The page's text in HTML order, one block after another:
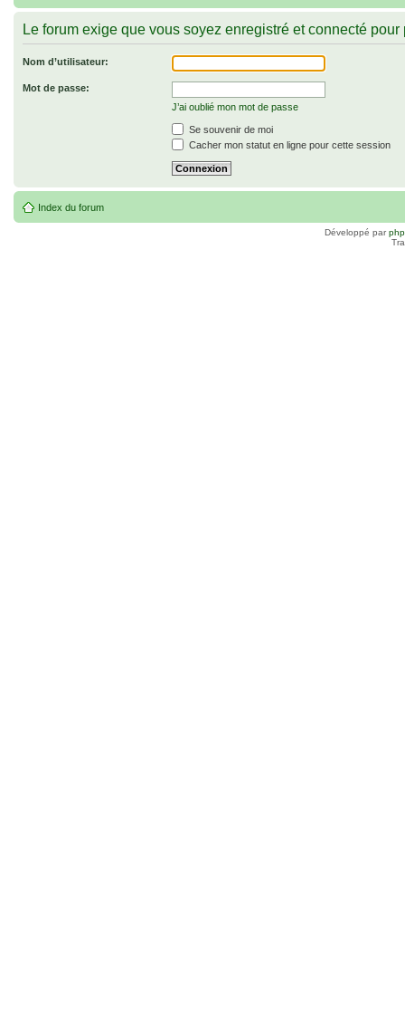
Le forum exige que vous soyez enregistré et connecté
Nom d’utilisateur:
Mot de passe:
J’ai oublié mon mot de passe
Se souvenir de moi
Cacher mon statut en ligne pour cette session
Index du forum
Développé par